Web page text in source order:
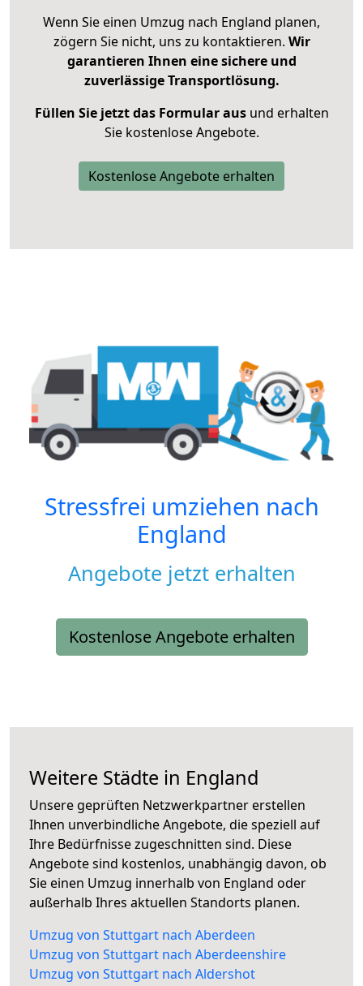
Wenn Sie einen Umzug nach England planen,
zögern Sie nicht, uns zu kontaktieren. Wir
garantieren Ihnen eine sichere und
zuverlässige Transportlösung.
Füllen Sie jetzt das Formular ausund erhalten
Sie kostenlose Angebote.
Kostenlose Angebote erhalten
Stressfrei umziehen nach
England
Angebote jetzt erhalten
Kostenlose Angebote erhalten
Weitere Städte in England
Unsere geprüften Netzwerkpartner erstellen
Ihnen unverbindliche Angebote, die speziell auf
Ihre Bedürfnisse zugeschnitten sind. Diese
Angebote sind kostenlos, unabhängig davon, ob
Sie einen Umzug innerhalb von England oder
außerhalb Ihres aktuellen Standorts planen.
Umzug von Stuttgart nach Aberdeen
Umzug von Stuttgart nach Aberdeenshire
Umzug von Stuttgart nach Aldershot